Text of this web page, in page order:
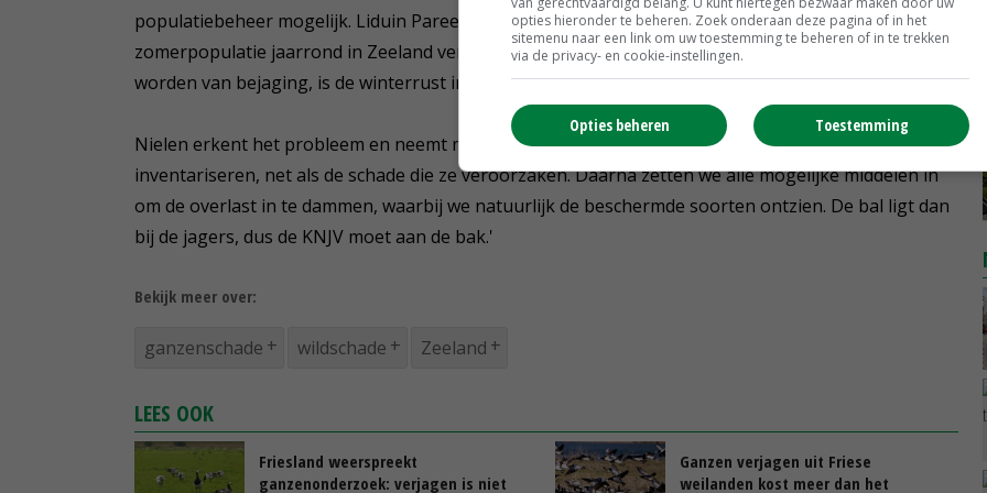
populatiebeheer mogelijk. Liduin Paree van FBE Zeeland: 'Wij weten dat een deel van die
zomerpopulatie jaarrond in Zeeland verblijft. Maar om te voorkomen dat trekganzen de dupe
worden van bejaging, is de winterrust ingesteld.'
Nielen erkent het probleem en neemt maatregelen. 'We laten eerst de aantallen en soorten ganzen
inventariseren, net als de schade die ze veroorzaken. Daarna zetten we alle mogelijke middelen in
om de overlast in te dammen, waarbij we natuurlijk de beschermde soorten ontzien. De bal ligt dan
bij de jagers, dus de KNJV moet aan de bak.'
Bekijk meer over:
ganzenschade wildschade Zeeland
LEES OOK
Friesland weerspreekt
ganzenonderzoek: verjagen is niet
Ganzen verjagen uit Friese
weilanden kost meer dan het
opties hieronder te beheren. Zoek onderaan deze pagina of in het
sitemenu naar een link om uw toestemming te beheren of in te trekken
via de privacy- en cookie-instellingen.
Toestemming
Opties beheren